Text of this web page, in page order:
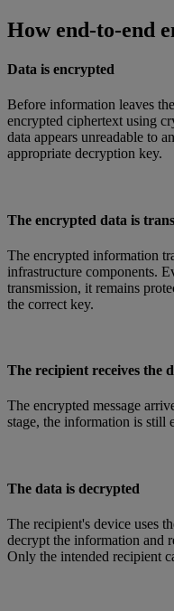
How end-to-end
Data is encrypted
Before information leaves
encrypted ciphertext using
data appears unreadable to
appropriate decryption key.
The encrypted data is
The encrypted information
infrastructure components.
transmission, it remains
the correct key.
The recipient receives the
The encrypted message
stage, the information is still
The data is decrypted
The recipient's device uses
decrypt the information and
Only the intended recipient